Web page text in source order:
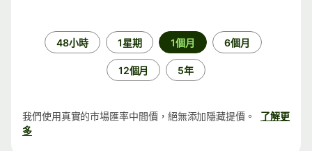
48小時 1星期 1個月 6個月
12個月 5年
我們使用真實的市場匯率中間價，絕無添加隱藏提價。
了解更
多